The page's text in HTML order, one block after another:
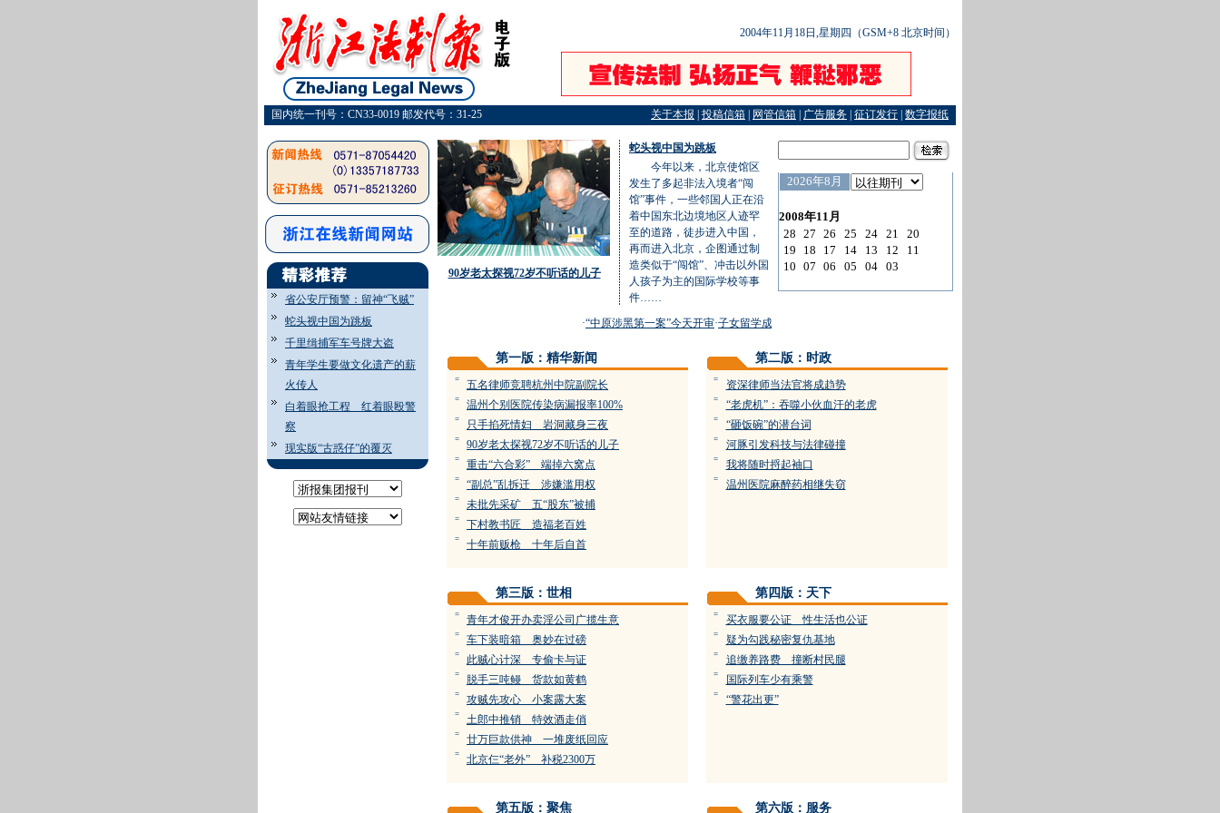
2004年11月18日,星期四（GSM+8 北京时间）
国内统一刊号：CN33-0019 邮发代号：31-25 关于本报 投稿信箱 网管信箱 广告服务 征订发行 数字报纸
省公安厅预警：留神“飞贼”
蛇头视中国为跳板
千里缉捕军车号牌大盗
青年学生要做文化遗产的薪
火传人
白着眼抢工程 红着眼殴警
察
现实版“古惑仔”的覆灭
90岁老太探视72岁不听话的儿子
蛇头视中国为跳板
今年以来，北京使馆区
发生了多起非法入境者“闯
馆”事件，一些邻国人正在沿
着中国东北边境地区人迹罕
至的道路，徒步进入中国，
再而进入北京，企图通过制
造类似于“闯馆”、冲击以外国
人孩子为主的国际学校等事
件……
“中原涉黑第一案”今天开审·子女留学成贪官敛财捷径
第一版：精华新闻
= 五名律师竞聘杭州中院副院长
= 温州个别医院传染病漏报率100%
= 只手掐死情妇 岩洞藏身三夜
= 90岁老太探视72岁不听话的儿子
= 重击“六合彩” 端掉六窝点
= “副总”乱拆迁 涉嫌滥用权
= 未批先采矿 五“股东”被捕
= 下村教书匠 造福老百姓
= 十年前贩枪 十年后自首
第二版：时政
= 资深律师当法官将成趋势
= “老虎机”：吞噬小伙血汗的老虎
= “砸饭碗”的潜台词
= 河豚引发科技与法律碰撞
= 我将随时捋起袖口
= 温州医院麻醉药相继失窃
第三版：世相
= 青年才俊开办卖淫公司广揽生意
= 车下装暗箱 奥妙在过磅
= 此贼心计深 专偷卡与证
= 脱手三吨鳗 货款如黄鹤
= 攻贼先攻心 小案露大案
= 土郎中推销 特效酒走俏
= 廿万巨款供神 一堆废纸回应
= 北京仨“老外” 补税2300万
第四版：天下
= 买衣服要公证 性生活也公证
= 疑为勾践秘密复仇基地
= 追缴养路费 撞断村民腿
= 国际列车少有乘警
= “警花出更”
第五版：聚焦 第六版：服务